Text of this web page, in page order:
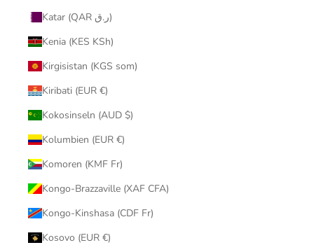
Katar (QAR ر.ق)
Kenia (KES KSh)
Kirgisistan (KGS som)
Kiribati (EUR €)
Kokosinseln (AUD $)
Kolumbien (EUR €)
Komoren (KMF Fr)
Kongo-Brazzaville (XAF CFA)
Kongo-Kinshasa (CDF Fr)
Kosovo (EUR €)